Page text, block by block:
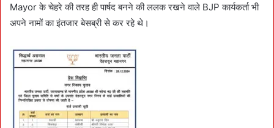
Mayor के चेहरे की तरह ही पार्षद बनने की ललक रखने वाले BJP कार्यकर्ता भी
अपने नामों का इंतजार बेसब्री से कर रहे थे।